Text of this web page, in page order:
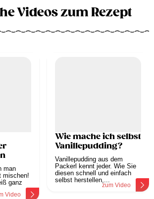
Videos zum Rezept
man
mischen!
ganz
Video
Wie mache ich selbst
Vanillepudding?
Vanillepudding aus dem
Packerl kennt jeder. Wie Sie
diesen schnell und einfach
selbst herstellen,...
zum Video